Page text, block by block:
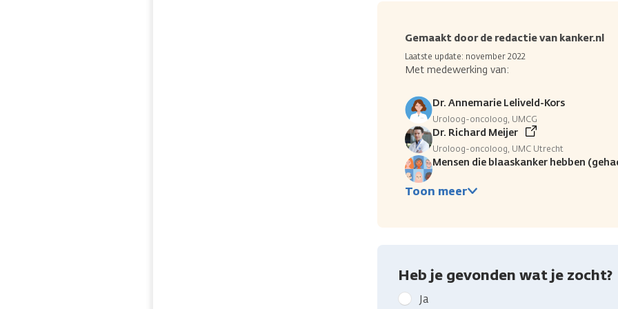
Gemaakt door de redactie van kanker.nl
Laatste update: november 2022
Met medewerking van:
Dr. Annemarie Leliveld-Kors
Uroloog-oncoloog, UMCG
Dr. Richard Meijer
Uroloog-oncoloog, UMC Utrecht
Mensen die blaaskanker hebben
Toon meer
Heb je gevonden wat je zocht?
GeefJa